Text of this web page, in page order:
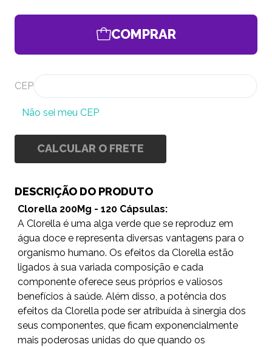
COMPRAR
CEP
Não sei meu CEP
CALCULAR O FRETE
DESCRIÇÃO DO PRODUTO
Clorella 200Mg - 120 Cápsulas:
A Clorella é uma alga verde que se reproduz em
água doce e representa diversas vantagens para o
organismo humano. Os efeitos da Clorella estão
ligados à sua variada composição e cada
componente oferece seus próprios e valiosos
benefícios à saúde. Além disso, a potência dos
efeitos da Clorella pode ser atribuída à sinergia dos
seus componentes, que ficam exponencialmente
mais poderosas unidas do que quando os